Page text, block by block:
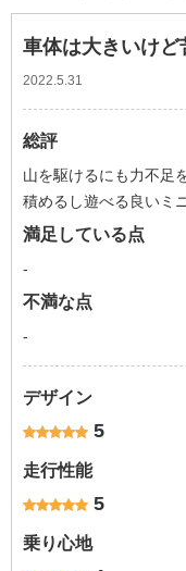
車体は大きいけ
2022.5.31
総評
山を駆けるにも力不足
積めるし遊べる良いミ
満足している点
-
不満な点
-
デザイン
5
走行性能
5
乗り心地